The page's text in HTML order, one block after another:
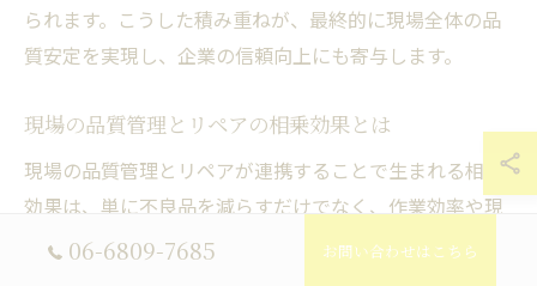
られます。こうした積み重ねが、最終的に現場全体の品
質安定を実現し、企業の信頼向上にも寄与します。
現場の品質管理とリペアの相乗効果とは
現場の品質管理とリペアが連携することで生まれる相乗
効果は、単に不良品を減らすだけでなく、作業効率や現
場スタッフの意識向上にも波及します。品質管理が不具
06-6809-7685 お問い合わせはこちら